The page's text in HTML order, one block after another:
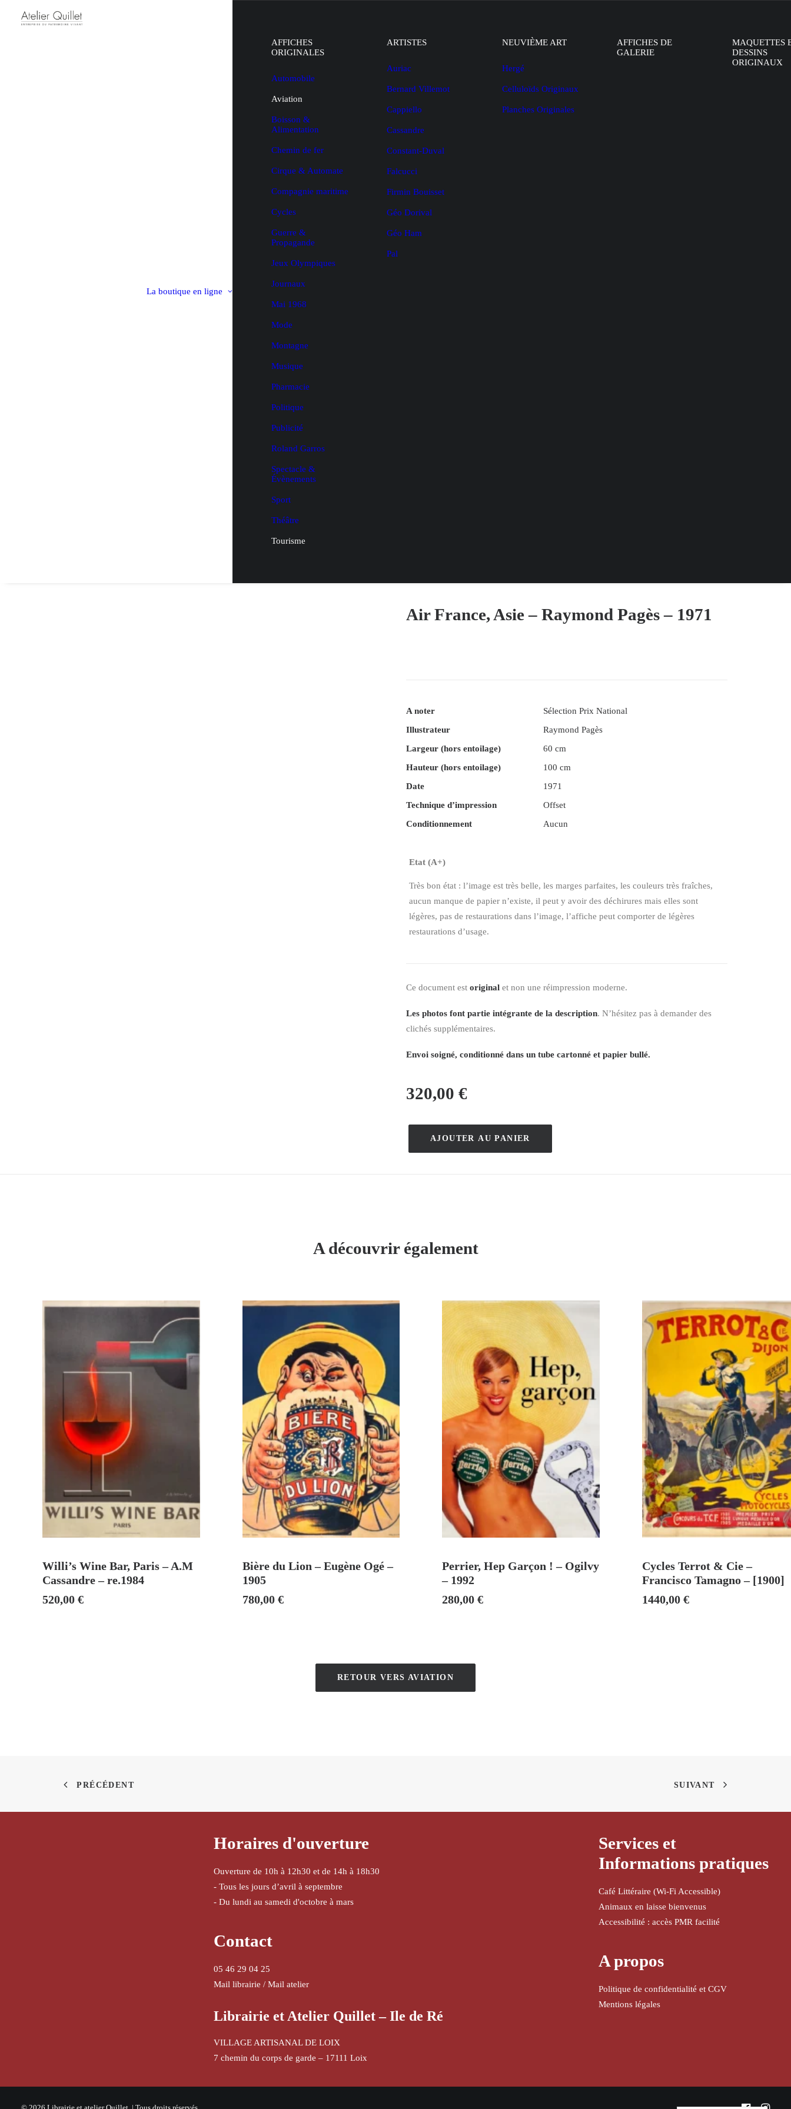
La boutique en ligne
AFFICHES
ORIGINALES
Automobile
Aviation
Boisson &
Alimentation
Chemin de fer
Cirque & Automate
Compagnie maritime
Cycles
Guerre &
Propagande
Jeux Olympiques
Journaux
Mai 1968
Mode
Montagne
Musique
Pharmacie
Politique
Publicité
Roland Garros
Spectacle &
Évènements
Sport
Théâtre
Tourisme
ARTISTES
Auriac
Bernard Villemot
Cappiello
Cassandre
Constant-Duval
Falcucci
Firmin Bouisset
Géo Dorival
Géo Ham
Pal
NEUVIÈME ART
Hergé
Celluloïds Originaux
Planches Originales
AFFICHES DE
GALERIE
MAQUETTES
DESSINS
ORIGINAUX
Air France, Asie – Raymond Pagès – 1971
A noter
Sélection Prix National
Illustrateur
Raymond Pagès
Largeur (hors entoilage)
60 cm
Hauteur (hors entoilage)
100 cm
Date
1971
Technique d’impression
Offset
Conditionnement
Aucun
Etat (A+)
Très bon état : l’image est très belle, les marges parfaites, les couleurs très fraîches,
aucun manque de papier n’existe, il peut y avoir des déchirures mais elles sont
légères, pas de restaurations dans l’image, l’affiche peut comporter de légères
restaurations d’usage.
Ce document est original et non une réimpression moderne.
Les photos font partie intégrante de la description. N’hésitez pas à demander des
clichés supplémentaires.
Envoi soigné, conditionné dans un tube cartonné et papier bullé.
320,00 €
Pagès
AJOUTER AU PANIER
A découvrir également
Willi’s Wine Bar, Paris – A.M
Cassandre – re.1984
520,00 €
Bière du Lion – Eugène Ogé –
1905
780,00 €
Perrier, Hep Garçon ! – Ogilvy
– 1992
280,00€
Cycles Terrot & Cie –
Francisco Tamagno – [1900]
1440,00€
RETOUR VERS AVIATION
PRÉCÉDENT SUIVANT
Horaires d'ouverture
Ouverture de 10h à 12h30 et de 14h à 18h30
- Tous les jours d’avril à septembre
- Du lundi au samedi d'octobre à mars
Contact
05 46 29 04 25
Mail librairie / Mail atelier
Librairie et Atelier Quillet – Ile de Ré
VILLAGE ARTISANAL DE LOIX
7 chemin du corps de garde – 17111 Loix
Services et
Informations pratiques
Café Littéraire (Wi-Fi Accessible)
Animaux en laisse bienvenus
Accessibilité : accès PMR facilité
A propos
Politique de confidentialité et CGV
Mentions légales